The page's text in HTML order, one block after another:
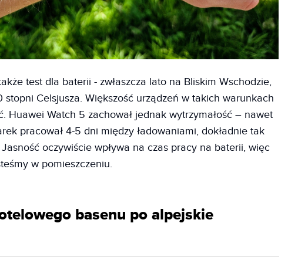
test dla baterii - zwłaszcza lato na Bliskim Wschodzie,
Celsjusza. Większość urządzeń w takich warunkach
Huawei Watch 5 zachował jednak wytrzymałość – nawet
pracował 4-5 dni między ładowaniami, dokładnie tak
oczywiście wpływa na czas pracy na baterii, więc
w pomieszczeniu.
basenu po alpejskie